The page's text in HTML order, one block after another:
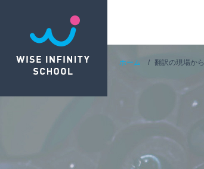
ホーム 翻訳の現場から